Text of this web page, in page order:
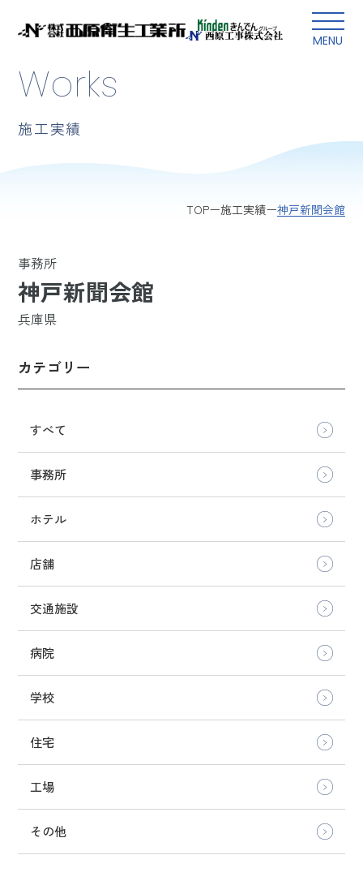
MENU
本文にスキップ
Works
施工実績
TOP 施工実績 神戸新聞会館
事務所
神戸新聞会館
兵庫県
カテゴリー
すべて
事務所
ホテル
店舗
交通施設
病院
学校
住宅
工場
その他